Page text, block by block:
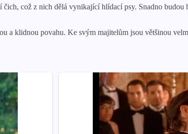
což z nich dělá vynikající hlídací psy. Snadno budou
a klidnou povahu. Ke svým majitelům jsou většinou